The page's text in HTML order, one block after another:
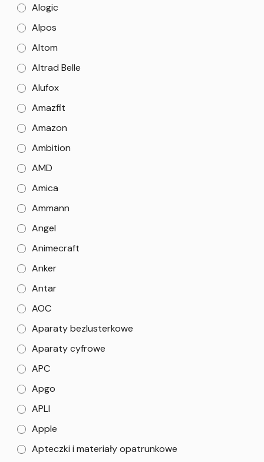
Alogic
Alpos
Altom
Altrad Belle
Alufox
Amazfit
Amazon
Ambition
AMD
Amica
Ammann
Angel
Animecraft
Anker
Antar
AOC
Aparaty bezlusterkowe
Aparaty cyfrowe
APC
Apgo
APLI
Apple
Apteczki i materiały opatrunkowe